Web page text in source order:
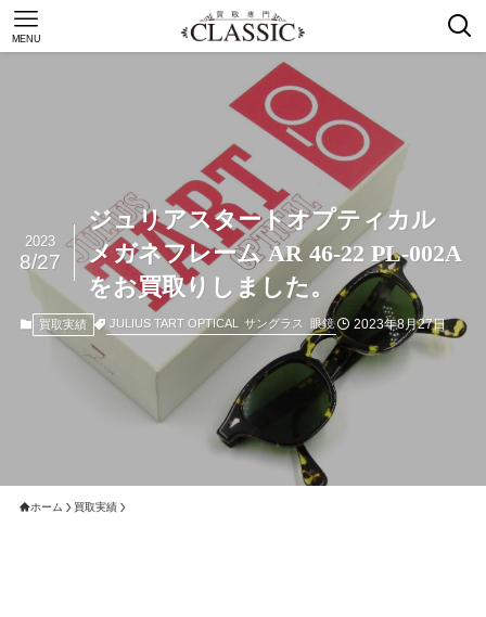
MENU
ジュリアスタートオプティカル
メガネフレーム AR 46-22 PL-002A
をお買取りしました。
2023
8/27
買取実績 JULIUS TART OPTICAL サングラス 眼鏡 2023年8月27日
ホーム 買取実績